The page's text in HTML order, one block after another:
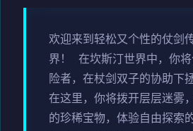
欢迎来到轻松又个性的仗剑
界！ 在坎斯汀世界中，你
险者，在杖剑双子的协助下
在这里，你将拨开层层迷雾
的珍稀宝物，体验自由探索